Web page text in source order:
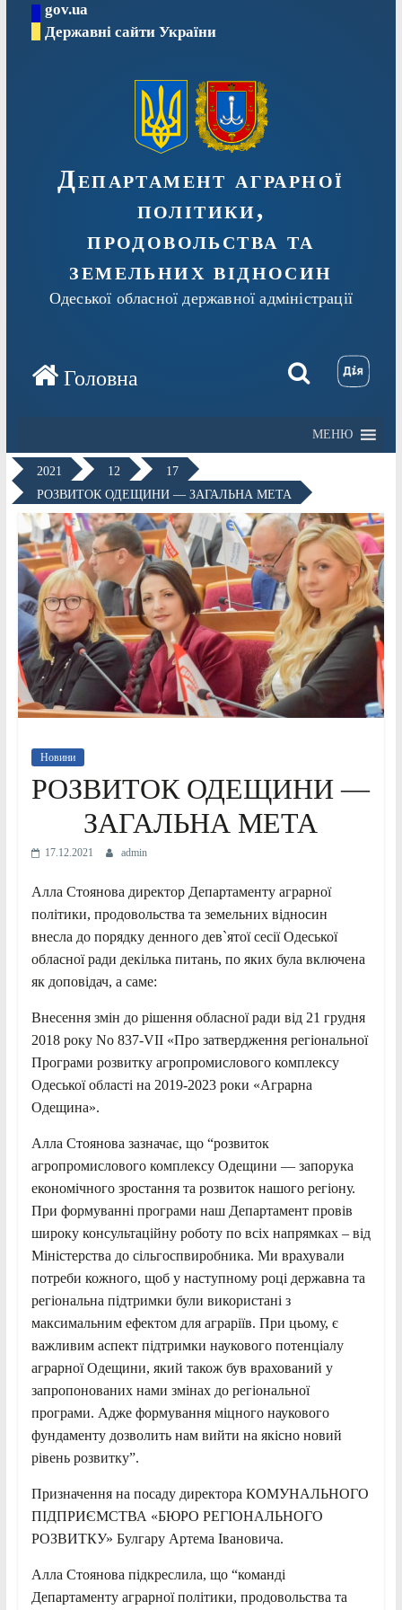
Перейтиgov.ua
Державні сайти України
Департамент аграрної
політики,
продовольства та
земельних відносин
Одеської обласної державної адміністрації
МЕНЮ
2021 12
17
РОЗВИТОК ОДЕЩИНИ — ЗАГАЛЬНА МЕТА
Новини
РОЗВИТОК ОДЕЩИНИ —
ЗАГАЛЬНА МЕТА
17.12.2021 admin
Алла Стоянова директор Департаменту аграрної
політики, продовольства та земельних відносин
внесла до порядку денного дев`ятої сесії Одеської
обласної ради декілька питань, по яких була включена
як доповідач, а саме:
Внесення змін до рішення обласної ради від 21 грудня
2018 року No 837-VII «Про затвердження регіональної
Програми розвитку агропромислового комплексу
Одеської області на 2019-2023 роки «Аграрна
Одещина».
Алла Стоянова зазначає, що “розвиток
агропромислового комплексу Одещини — запорука
економічного зростання та розвиток нашого регіону.
При формуванні програми наш Департамент провів
широку консультаційну роботу по всіх напрямках – від
Міністерства до сільгоспвиробника. Ми врахували
потреби кожного, щоб у наступному році державна та
регіональна підтримки були використані з
максимальним ефектом для аграріїв. При цьому, є
важливим аспект підтримки наукового потенціалу
аграрної Одещини, який також був врахований у
запропонованих нами змінах до регіональної
програми. Адже формування міцного наукового
фундаменту дозволить нам вийти на якісно новий
рівень розвитку”.
Призначення на посаду директора КОМУНАЛЬНОГО
ПІДПРИЄМСТВА «БЮРО РЕГІОНАЛЬНОГО
РОЗВИТКУ» Булгару Артема Івановича.
Алла Стоянова підкреслила, що “команді
Департаменту аграрної політики, продовольства та